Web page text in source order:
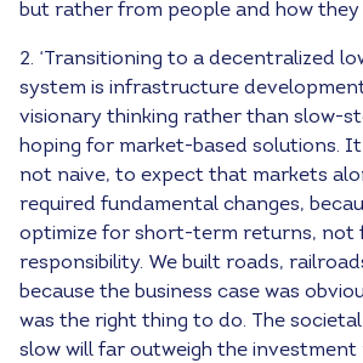
but rather from people and how they
2. ‘Transitioning to a decentralized
system is infrastructure
visionary thinking rather than slow-
hoping for market-based solutions.
not naive, to expect that markets
required fundamental changes,
optimize for short-term returns, not
responsibility. We built roads,
because the business case was
was the right thing to do. The
slow will far outweigh the investment